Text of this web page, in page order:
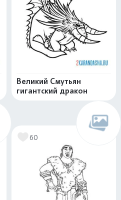
Великий Смутьян
гигантский дракон
60